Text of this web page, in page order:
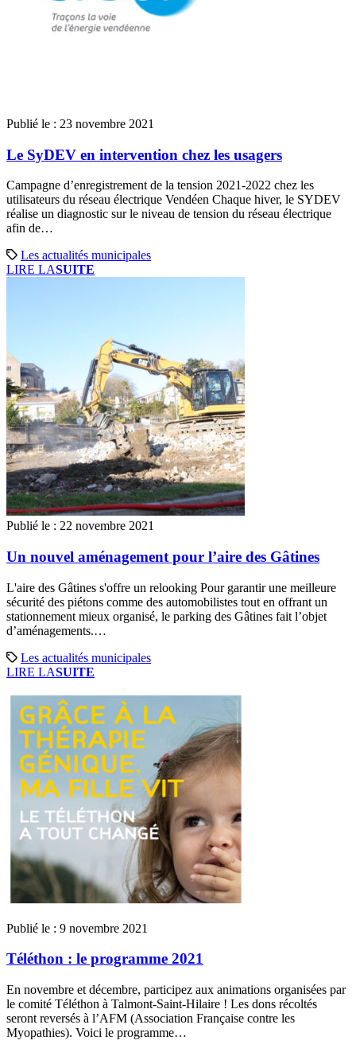
Publié le : 23 novembre 2021
Le SyDEV en intervention chez les usagers
Campagne d’enregistrement de la tension 2021-2022 chez les
utilisateurs du réseau électrique Vendéen Chaque hiver, le SYDEV
réalise un diagnostic sur le niveau de tension du réseau électrique
afin de…
Les actualités municipales
LIRE LASUITE
Publié le : 22 novembre 2021
Un nouvel aménagement pour l’aire des Gâtines
L'aire des Gâtines s'offre un relooking Pour garantir une meilleure
sécurité des piétons comme des automobilistes tout en offrant un
stationnement mieux organisé, le parking des Gâtines fait l’objet
d’aménagements.…
Les actualités municipales
LIRE LASUITE
Publié le : 9 novembre 2021
Téléthon : le programme 2021
En novembre et décembre, participez aux animations organisées par
le comité Téléthon à Talmont-Saint-Hilaire ! Les dons récoltés
seront reversés à l’AFM (Association Française contre les
Myopathies). Voici le programme…